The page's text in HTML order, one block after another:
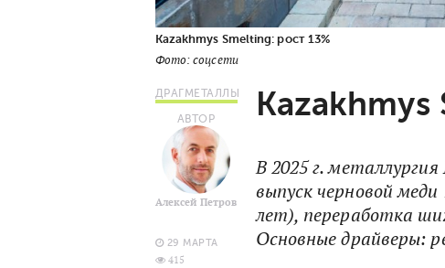
Kazakhmys Smelting: рост 13%
Фото: соцсети
ДРАГМЕТАЛЛЫ
АВТОР
Алексей Петров
29 МАРТА
415
Kazakhmys
В 2025 г.
выпуск черновой
лет), переработка
Основные драйверы: